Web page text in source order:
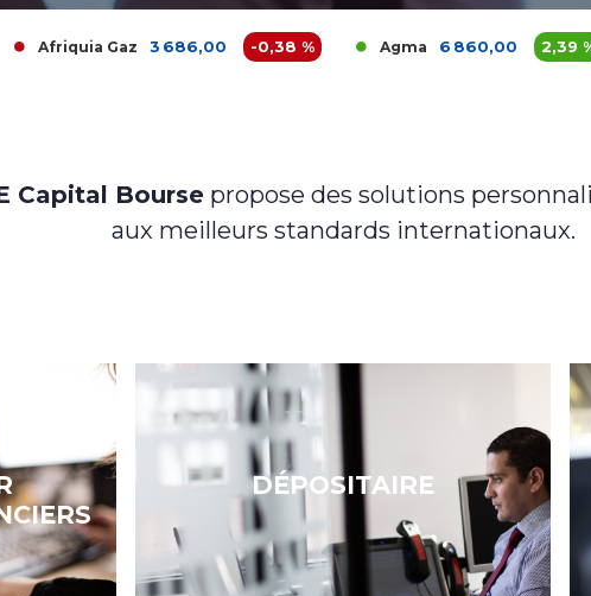
Gaz 3 686,00 -0,38 % Agma 6 860,00 2,39 %
Capital Boursepropose des solutions
aux meilleurs standards internationaux.
DÉPOSITAIRE